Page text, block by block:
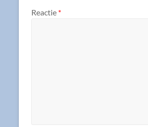
Reactie *